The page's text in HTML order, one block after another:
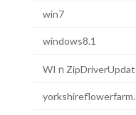
win7
windows8.1
WIｎ